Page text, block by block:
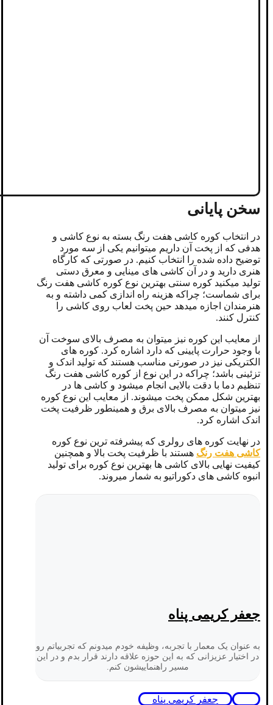
سخن پایانی
در انتخاب کوره کاشی هفت رنگ بسته به نوع کاشی و
هدفی که از پخت آن داریم میتوانیم یکی از سه مورد
توضیح داده شده را انتخاب کنیم. در صورتی که کارگاه
هنری دارید و در آن کاشی های مینایی و معرق دستی
تولید میکنید کوره سنتی بهترین نوع کوره کاشی هفت رنگ
برای شماست؛ چراکه هزینه راه اندازی کمی داشته و به
هنرمندان اجازه میدهد حین پخت لعاب روی کاشی را
کنترل کنند.
از معایب این کوره نیز میتوان به مصرف بالای سوخت آن
با وجود حرارت پایینی که دارد اشاره کرد. کوره های
الکتریکی نیز در صورتی مناسب هستند که تولید اندک و
تزئینی باشد؛ چراکه در این نوع از کوره کاشی هفت رنگ
تنظیم دما با دقت بالایی انجام میشود و کاشی ها در
بهترین شکل ممکن پخت میشوند. از معایب این نوع کوره
نیز میتوان به مصرف بالای برق و همینطور ظرفیت پخت
اندک اشاره کرد.
در نهایت کوره های رولری که پیشرفته ترین نوع کوره
کاشی هفت رنگ هستند با ظرفیت پخت بالا و همچنین
کیفیت نهایی بالای کاشی ها بهترین نوع کوره برای تولید
انبوه کاشی های دکوراتیو به شمار میروند.
جعفر کریمی پناه
به عنوان یک معمار با تجربه، وظیفه خودم میدونم که تجربیاتم رو
در اختیار عزیزانی که به این حوزه علاقه دارند قرار بدم و در این
مسیر راهنماییشون کنم.
جعفر کریمی پناه